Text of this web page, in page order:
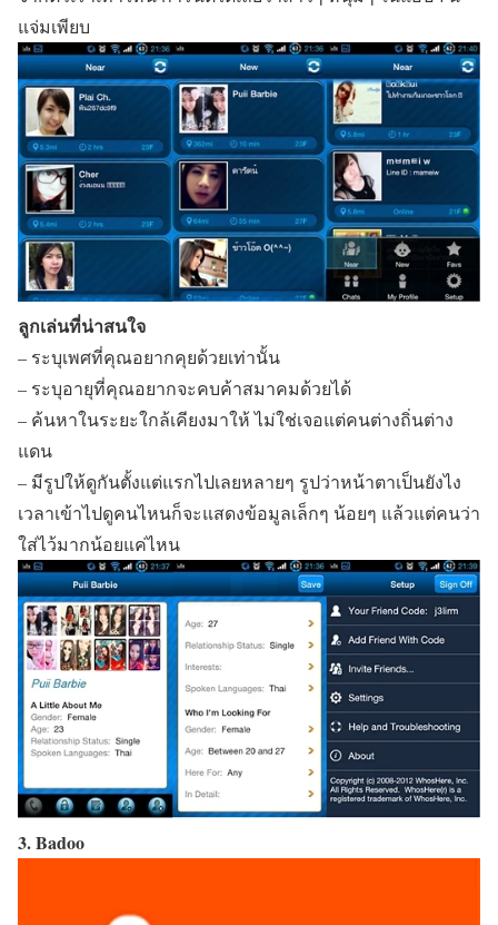
แจ่มเพียบ
ลูกเล่นที่น่าสนใจ
– ระบุเพศที่คุณอยากคุยด้วยเท่านั้น
– ระบุอายุที่คุณอยากจะคบค้าสมาคมด้วยได้
– ค้นหาในระยะใกล้เคียงมาให้ ไม่ใช่เจอแต่คนต่างถิ่นต่าง
แดน
– มีรูปให้ดูกันตั้งแต่แรกไปเลยหลายๆ รูปว่าหน้าตาเป็นยังไง
เวลาเข้าไปดูคนไหนก็จะแสดงข้อมูลเล็กๆ น้อยๆ แล้วแต่คนว่า
ใส่ไว้มากน้อยแค่ไหน
3. Badoo